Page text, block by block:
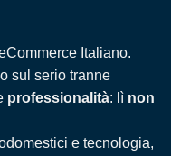
Italiano.
sul serio tranne
professionalità: lì non
e tecnologia,